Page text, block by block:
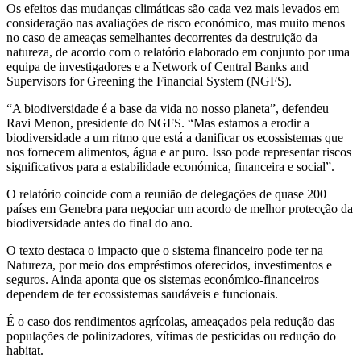
Os efeitos das mudanças climáticas são cada vez mais levados em
consideração nas avaliações de risco económico, mas muito menos
no caso de ameaças semelhantes decorrentes da destruição da
natureza, de acordo com o relatório elaborado em conjunto por uma
equipa de investigadores e a Network of Central Banks and
Supervisors for Greening the Financial System (NGFS).
“A biodiversidade é a base da vida no nosso planeta”, defendeu
Ravi Menon, presidente do NGFS. “Mas estamos a erodir a
biodiversidade a um ritmo que está a danificar os ecossistemas que
nos fornecem alimentos, água e ar puro. Isso pode representar riscos
significativos para a estabilidade económica, financeira e social”.
O relatório coincide com a reunião de delegações de quase 200
países em Genebra para negociar um acordo de melhor protecção da
biodiversidade antes do final do ano.
O texto destaca o impacto que o sistema financeiro pode ter na
Natureza, por meio dos empréstimos oferecidos, investimentos e
seguros. Ainda aponta que os sistemas económico-financeiros
dependem de ter ecossistemas saudáveis e funcionais.
É o caso dos rendimentos agrícolas, ameaçados pela redução das
populações de polinizadores, vítimas de pesticidas ou redução do
habitat.